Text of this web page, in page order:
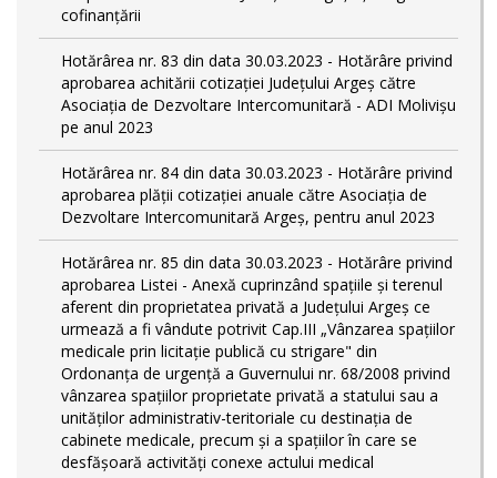
cofinanțării
Hotărârea nr. 83 din data 30.03.2023 - Hotărâre privind
aprobarea achitării cotizației Județului Argeș către
Asociația de Dezvoltare Intercomunitară - ADI Molivișu
pe anul 2023
Hotărârea nr. 84 din data 30.03.2023 - Hotărâre privind
aprobarea plății cotizației anuale către Asociația de
Dezvoltare Intercomunitară Argeș, pentru anul 2023
Hotărârea nr. 85 din data 30.03.2023 - Hotărâre privind
aprobarea Listei - Anexă cuprinzând spaţiile şi terenul
aferent din proprietatea privată a Judeţului Argeş ce
urmează a fi vândute potrivit Cap.III „Vânzarea spaţiilor
medicale prin licitaţie publică cu strigare" din
Ordonanța de urgență a Guvernului nr. 68/2008 privind
vânzarea spațiilor proprietate privată a statului sau a
unităților administrativ-teritoriale cu destinația de
cabinete medicale, precum și a spațiilor în care se
desfășoară activități conexe actului medical